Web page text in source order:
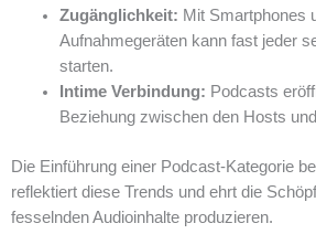
Zugänglichkeit: Mit Smartphones
Aufnahmegeräten kann fast jeder
starten.
Intime Verbindung: Podcasts
Beziehung zwischen den Hosts
Die Einführung einer Podcast-Kategorie
reflektiert diese Trends und ehrt die
fesselnden Audioinhalte produzieren.